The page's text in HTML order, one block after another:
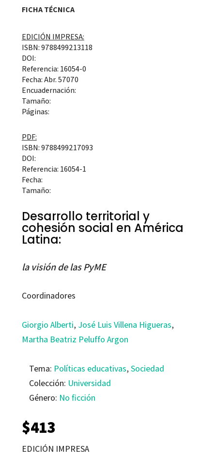
FICHA TÉCNICA
EDICIÓN IMPRESA:
ISBN: 9788499213118
DOI:
Referencia: 16054-0
Fecha: Abr. 57070
Encuadernación:
Tamaño:
Páginas:
PDF:
ISBN: 9788499217093
DOI:
Referencia: 16054-1
Fecha:
Tamaño:
Desarrollo territorial y
cohesión social en América
Latina:
la visión de las PyME
Coordinadores
Giorgio Alberti, José Luis Villena Higueras,
Martha Beatriz Peluffo Argon
Tema: Políticas educativas, Sociedad
Colección: Universidad
Género: No ficción
$413
EDICIÓN IMPRESA